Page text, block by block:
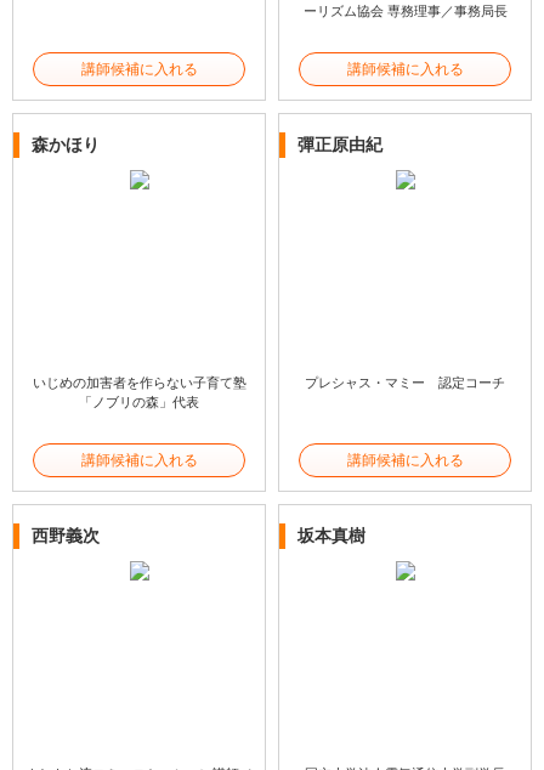
講師候補に入れる
ーリズム協会 専務理事／事務局長
講師候補に入れる
森かほり
いじめの加害者を作らない子育て塾
「ノブリの森」代表
講師候補に入れる
彈正原由紀
プレシャス・マミー 認定コーチ
講師候補に入れる
西野義次 坂本真樹